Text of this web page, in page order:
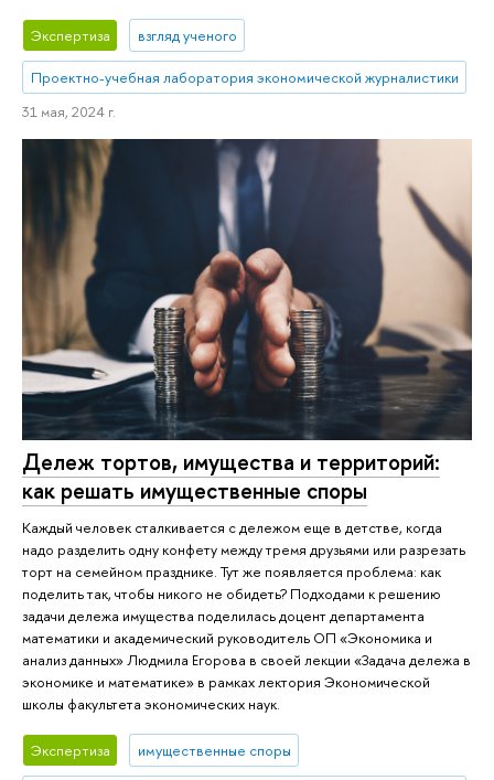
Экспертиза взгляд ученого
Проектно-учебная лаборатория экономической журналистики
31 мая, 2024 г.
Дележ тортов, имущества и территорий:
как решать имущественные споры
Каждый человек сталкивается с дележом еще в детстве, когда
надо разделить одну конфету между тремя друзьями или разрезать
торт на семейном празднике. Тут же появляется проблема: как
поделить так, чтобы никого не обидеть? Подходами к решению
задачи дележа имущества поделилась доцент департамента
математики и академический руководитель ОП «Экономика и
анализ данных» Людмила Егорова в своей лекции «Задача дележа в
экономике и математике» в рамках лектория Экономической
школы факультета экономических наук.
Экспертиза имущественные споры